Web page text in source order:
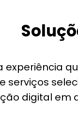
experiência
serviços
digital em